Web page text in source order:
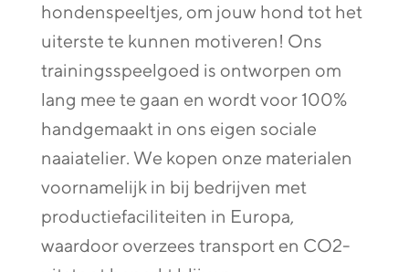
hondenspeeltjes, om jouw hond tot het
uiterste te kunnen motiveren! Ons
trainingsspeelgoed is ontworpen om
lang mee te gaan en wordt voor 100%
handgemaakt in ons eigen sociale
naaiatelier. We kopen onze materialen
voornamelijk in bij bedrijven met
productiefaciliteiten in Europa,
waardoor overzees transport en CO2-